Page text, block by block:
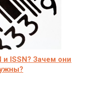
и ISSN? Зачем они